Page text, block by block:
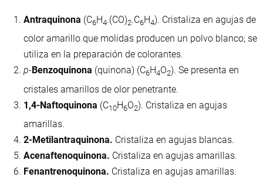
Antraquinona (C6H4.(CO)2.C6H4). Cristaliza en agujas de
color amarillo que molidas producen un polvo blanco; se
utiliza en la preparación de colorantes.
p- Benzoquinona (quinona) (C6H4O2). Se presenta en
cristales amarillos de olor penetrante.
1,4-Naftoquinona (C10H6O2). Cristaliza en agujas
amarillas.
2-Metilantraquinona. Cristaliza en agujas blancas.
Acenaftenoquinona. Cristaliza en agujas amarillas.
Fenantrenoquinona. Cristaliza en agujas amarillas.